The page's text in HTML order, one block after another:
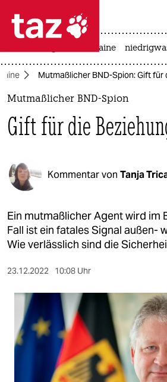
 taz zahl ich
taz zahl ich
politik
öko
gesellschaft
kultur
sport
berlin
nord
wahrheit
verlag
krieg in der ukraine
Mutmaßlicher BND-Spion: Gift für
Mutmaßlicher BND-Spion
Gift für die
Kommentar von Tanja
Ein mutmaßlicher Agent wird im
Fall ist ein fatales Signal außen-
Wie verlässlich sind die
23.12.2022 10:08 Uhr